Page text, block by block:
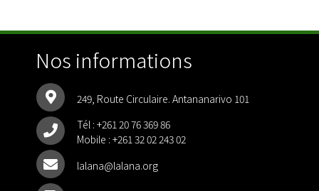
Nos informations
249, Route Circulaire. Antananarivo 101
Tél : +261 20 76 369 86
Mobile : +261 32 02 243 02
lalana@lalana.org